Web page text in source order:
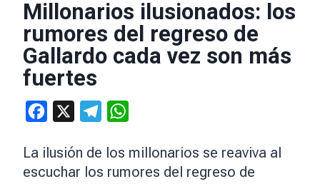
Millonarios ilusionados: los
rumores del regreso de
Gallardo cada vez son más
fuertes
Facebook Telegram
La ilusión de los millonarios se reaviva al
escuchar los rumores del regreso de